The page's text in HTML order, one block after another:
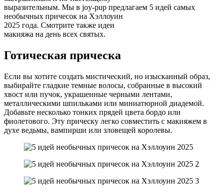
выразительным. Мы в joy-pup предлагаем 5 идей самых
необычных причесок на Хэллоуин
2025 года. Смотрите также идеи
макияжа на день всех святых.
Готическая прическа
Если вы хотите создать мистический, но изысканный образ,
выбирайте гладкие темные волосы, собранные в высокий
хвост или пучок, украшенные черными лентами,
металлическими шпильками или миниатюрной диадемой.
Добавьте несколько тонких прядей цвета бордо или
фиолетового. Эту прическу легко совместить с макияжем в
духе ведьмы, вампирши или зловещей королевы.